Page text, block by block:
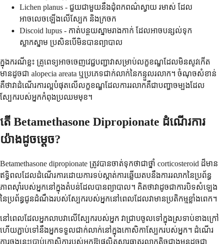
Lichen planus - ជួយជាមួយនឹងដុំពកពណ៌ស្វាយ រមាស់ ដែល
អាចលេចឡើងលើស្បែក និងក្រចក
Discoid lupus - កាត់បន្ថយស្នាមរាងកាក់ ដែលអាចបន្សល់ទុក
ស្លាកស្នាម ប្រសិនបើមិនបានព្យាបាល
ក្នុងករណីខ្លះ គ្រូពេទ្យអាចចេញវេជ្ជបញ្ជាវាសម្រាប់លក្ខខណ្ឌដែលមិនសូវកើត
មានដូចជា alopecia areata ឬប្រភេទជាក់លាក់នៃកន្ទួលរលាក។ ចំណុចសំខាន់
គឺថាវាដំណើរការល្អបំផុតលើលក្ខខណ្ឌដែលការរលាកគឺជាបញ្ហាចម្បងដែល
ស្បែករបស់អ្នកកំពុងប្រឈមមុខ។
តើ Betamethasone Dipropionate ដំណើរការ
យ៉ាងដូចម្តេច?
Betamethasone dipropionate ត្រូវ​បាន​ចាត់​ទុក​ថា​ជា​ថ្នាំ corticosteroid ដ៏​មាន​
ឥទ្ធិពល​ដែល​ដំណើរការ​ដោយ​ការ​ទប់ស្កាត់​ការ​ឆ្លើយតប​នឹង​ការ​រលាក​នៃ​ប្រព័ន្ធ​
ភាពស៊ាំ​របស់​អ្នក​នៅ​ក្នុង​តំបន់​ដែល​បាន​ព្យាបាល។ គិត​ថា​វា​ដូច​ជា​ការ​បិទ​សំឡេង​
នៃ​ប្រព័ន្ធ​ជូនដំណឹង​របស់​ស្បែក​របស់​អ្នក​នៅ​ពេល​ដែល​វា​មាន​ប្រតិកម្ម​ខ្លាំង​ពេក។
នៅ​ពេល​ដែល​អ្នក​លាប​វា​លើ​ស្បែក​របស់​អ្នក វា​ជ្រាប​ចូល​ទៅ​ក្នុង​ស្រទាប់​ខាង​ក្រៅ
ហើយ​ភ្ជាប់​ទៅ​នឹង​អ្នក​ទទួល​ជាក់លាក់​នៅ​ក្នុង​កោសិកា​ស្បែក​របស់​អ្នក។ ដំណើរ
ការ​ចង​នេះ​ប្រាប់​កោសិកា​របស់​អ្នក​ឱ្យ​ផលិត​សារធាតុ​រលាក​តិច​ជាង​មុន​ដូចជា